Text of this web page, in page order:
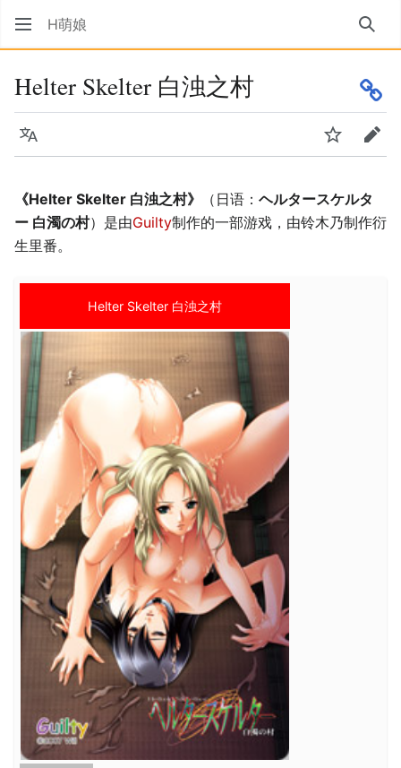
H萌娘 搜索
Helter Skelter 白浊之村
语言 监视 编辑
《Helter Skelter 白浊之村》 （日语： ヘルタースケルタ
ー 白濁の村）是由Guilty制作的一部游戏，由铃木乃制作衍
生里番。
Helter Skelter 白浊之村